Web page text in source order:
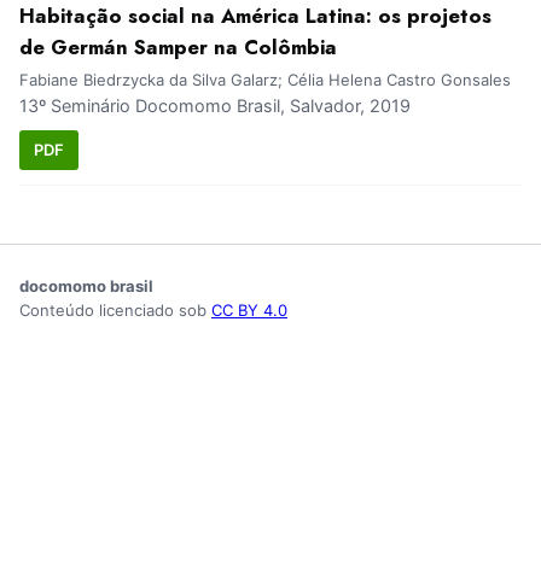
Habitação social na América Latina: os projetos
de Germán Samper na Colômbia
Fabiane Biedrzycka da Silva Galarz; Célia Helena Castro Gonsales
13º Seminário Docomomo Brasil, Salvador, 2019
PDF
docomomo brasil
Conteúdo licenciado sob CC BY 4.0